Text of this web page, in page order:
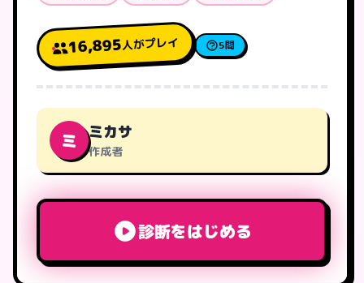
16,895人がプレイ 5問
ミ ミカサ
作成者
診断をはじめる